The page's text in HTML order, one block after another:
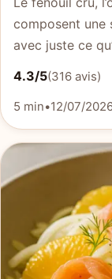
composent une
avec juste ce
4.3/5(316 avis)
5 min•12/07/